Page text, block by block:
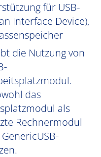
für USB-
Interface Device),
die Nutzung von
das
als
Rechnermodul